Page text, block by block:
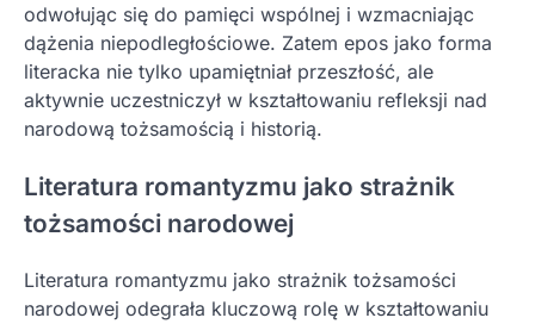
odwołując się do pamięci wspólnej i wzmacniając
dążenia niepodległościowe. Zatem epos jako forma
literacka nie tylko upamiętniał przeszłość, ale
aktywnie uczestniczył w kształtowaniu refleksji nad
narodową tożsamością i historią.
Literatura romantyzmu jako strażnik
tożsamości narodowej
Literatura romantyzmu jako strażnik tożsamości
narodowej odegrała kluczową rolę w kształtowaniu